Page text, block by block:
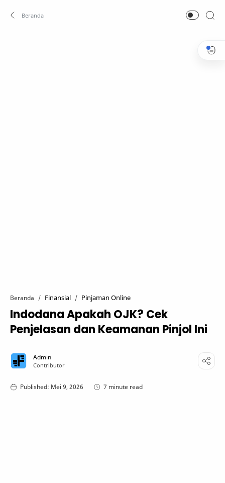
Beranda Finansial Pinjaman Online
Indodana Apakah OJK? Cek
Penjelasan dan Keamanan Pinjol Ini
7 minute read